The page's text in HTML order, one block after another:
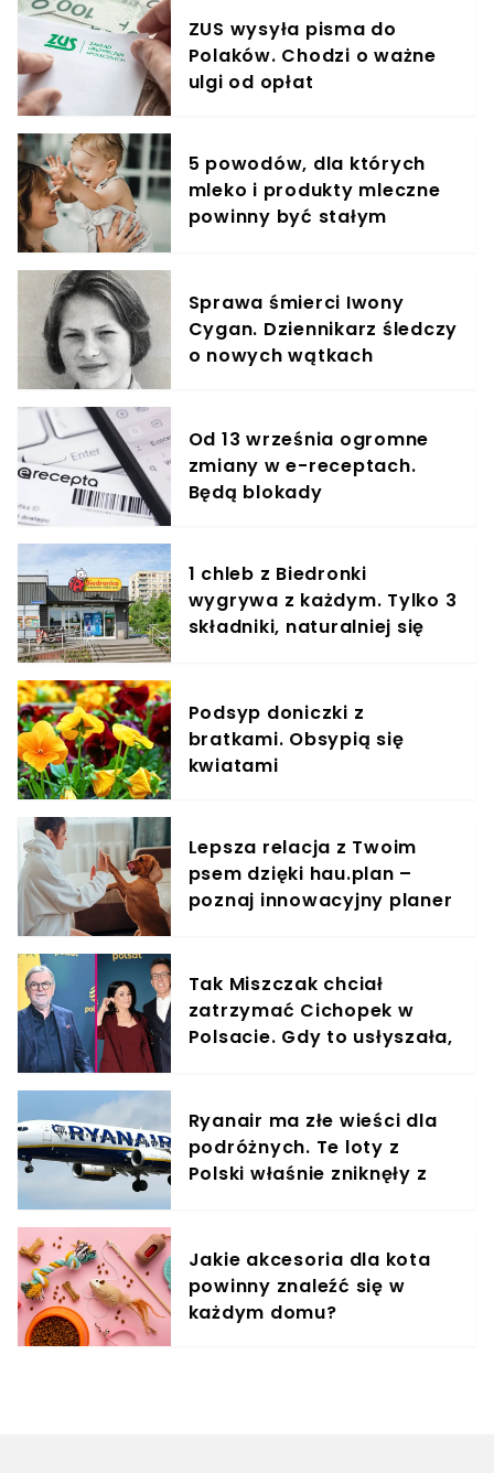
ZUS wysyła pisma do
Polaków. Chodzi o ważne
ulgi od opłat
5 powodów, dla których
mleko i produkty mleczne
powinny być stałym
Sprawa śmierci Iwony
Cygan. Dziennikarz śledczy
o nowych wątkach
Od 13 września ogromne
zmiany w e-receptach.
Będą blokady
1 chleb z Biedronki
wygrywa z każdym. Tylko 3
składniki, naturalniej się
Podsyp doniczki z
bratkami. Obsypią się
kwiatami
Lepsza relacja z Twoim
psem dzięki hau.plan –
poznaj innowacyjny planer
Tak Miszczak chciał
zatrzymać Cichopek w
Polsacie. Gdy to usłyszała,
Ryanair ma złe wieści dla
podróżnych. Te loty z
Polski właśnie zniknęły z
Jakie akcesoria dla kota
powinny znaleźć się w
każdym domu?